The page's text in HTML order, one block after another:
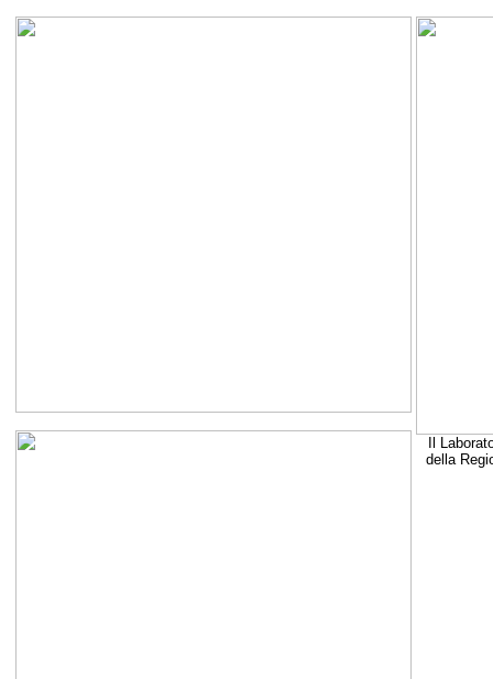
Il
della